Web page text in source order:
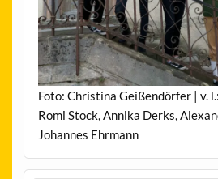
Foto: Christina Geißendörfer | v.
Romi Stock, Annika Derks,
Johannes Ehrmann